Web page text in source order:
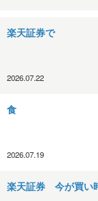
楽天証券で
2026.07.22
食
2026.07.19
楽天証券 今が買い